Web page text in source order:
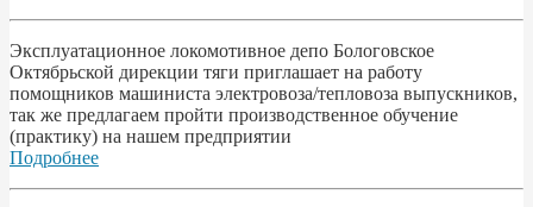
Эксплуатационное локомотивное депо Бологовское
Октябрьской дирекции тяги приглашает на работу
помощников машиниста электровоза/тепловоза выпускников,
так же предлагаем пройти производственное обучение
(практику) на нашем предприятии
Подробнее